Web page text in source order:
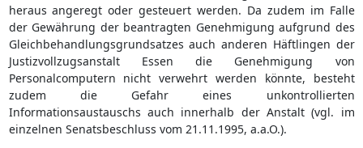
heraus angeregt oder gesteuert werden. Da zudem im Falle
der Gewährung der beantragten Genehmigung aufgrund des
Gleichbehandlungsgrundsatzes auch anderen Häftlingen der
Justizvollzugsanstalt Essen die Genehmigung von
Personalcomputern nicht verwehrt werden könnte, besteht
zudem die Gefahr eines unkontrollierten
Informationsaustauschs auch innerhalb der Anstalt (vgl. im
einzelnen Senatsbeschluss vom 21.11.1995, a.a.O.).